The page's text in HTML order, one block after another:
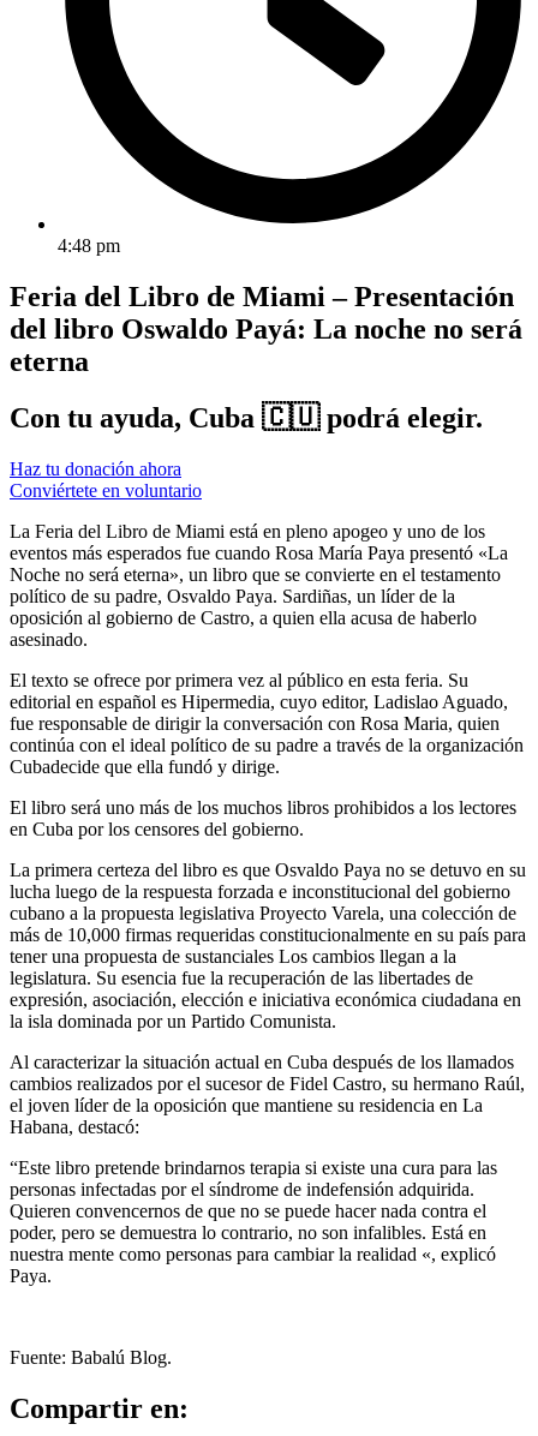
4:48 pm
Feria del Libro de Miami – Presentación
del libro Oswaldo Payá: La noche no será
eterna
Con tu ayuda, Cuba 🇨🇺 podrá elegir.
Haz tu donación ahora
Conviértete en voluntario
La Feria del Libro de Miami está en pleno apogeo y uno de los
eventos más esperados fue cuando Rosa María Paya presentó «La
Noche no será eterna», un libro que se convierte en el testamento
político de su padre, Osvaldo Paya. Sardiñas, un líder de la
oposición al gobierno de Castro, a quien ella acusa de haberlo
asesinado.
El texto se ofrece por primera vez al público en esta feria. Su
editorial en español es Hipermedia, cuyo editor, Ladislao Aguado,
fue responsable de dirigir la conversación con Rosa Maria, quien
continúa con el ideal político de su padre a través de la organización
Cubadecide que ella fundó y dirige.
El libro será uno más de los muchos libros prohibidos a los lectores
en Cuba por los censores del gobierno.
La primera certeza del libro es que Osvaldo Paya no se detuvo en su
lucha luego de la respuesta forzada e inconstitucional del gobierno
cubano a la propuesta legislativa Proyecto Varela, una colección de
más de 10,000 firmas requeridas constitucionalmente en su país para
tener una propuesta de sustanciales Los cambios llegan a la
legislatura. Su esencia fue la recuperación de las libertades de
expresión, asociación, elección e iniciativa económica ciudadana en
la isla dominada por un Partido Comunista.
Al caracterizar la situación actual en Cuba después de los llamados
cambios realizados por el sucesor de Fidel Castro, su hermano Raúl,
el joven líder de la oposición que mantiene su residencia en La
Habana, destacó:
“Este libro pretende brindarnos terapia si existe una cura para las
personas infectadas por el síndrome de indefensión adquirida.
Quieren convencernos de que no se puede hacer nada contra el
poder, pero se demuestra lo contrario, no son infalibles. Está en
nuestra mente como personas para cambiar la realidad «, explicó
Paya.
Fuente: Babalú Blog.
Compartir en: